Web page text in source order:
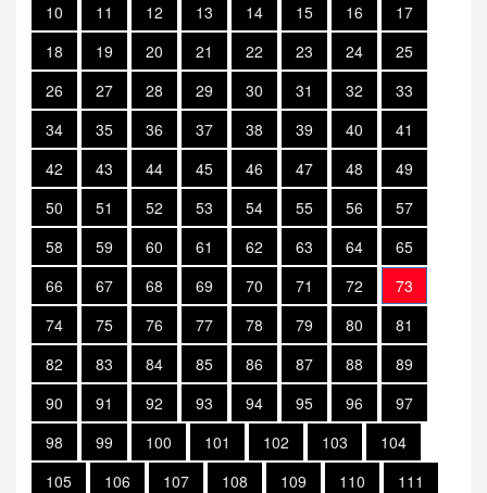
10
11 12 13 14 15 16
17
18
19 20 21 22 23 24
25
26
27 28 29 30 31 32
33
34
35 36 37 38 39 40
41
42
43 44 45 46 47 48
49
50
51 52 53 54 55 56
57
58
59 60 61 62 63 64
65
66
67 68 69 70 71 72
73
74
75 76 77 78 79 80
81
82
83 84 85 86 87 88
89
90
91 92 93 94 95 96
97
98
99 100 101 102 103
104
105
106 107 108 109 110
111